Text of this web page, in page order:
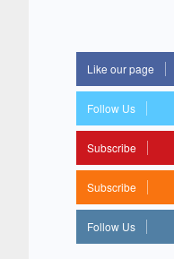
Like our page
Follow Us
Subscribe
Subscribe
Follow Us